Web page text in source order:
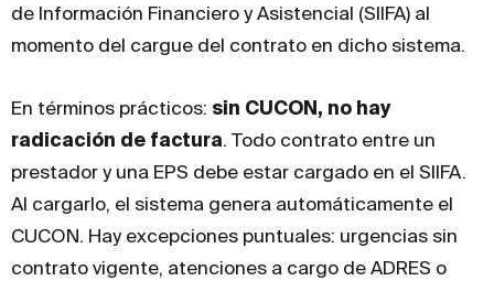
de Información Financiero y Asistencial (SIIFA) al
momento del cargue del contrato en dicho sistema.
En términos prácticos: sin CUCON, no hay
radicación de factura. Todo contrato entre un
prestador y una EPS debe estar cargado en el SIIFA.
Al cargarlo, el sistema genera automáticamente el
CUCON. Hay excepciones puntuales: urgencias sin
contrato vigente, atenciones a cargo de ADRES o